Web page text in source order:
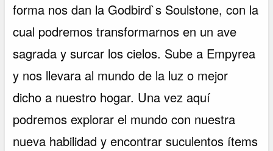
forma nos dan la Godbird`s Soulstone, con la
cual podremos transformarnos en un ave
sagrada y surcar los cielos. Sube a Empyrea
y nos llevara al mundo de la luz o mejor
dicho a nuestro hogar. Una vez aquí
podremos explorar el mundo con nuestra
nueva habilidad y encontrar suculentos ítems